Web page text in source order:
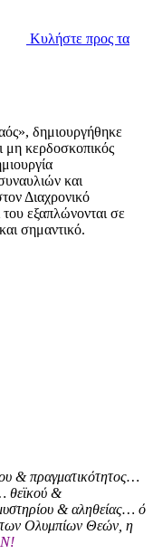
Κυλήστε προς τα
δημιουργήθηκε
μη κερδοσκοπικός
και
Διαχρονικό
εξαπλώνονται σε
σημαντικό.
& πραγματικότητος…
θεϊκού &
& αληθείας… ό
των Ολυμπίων Θεών, η